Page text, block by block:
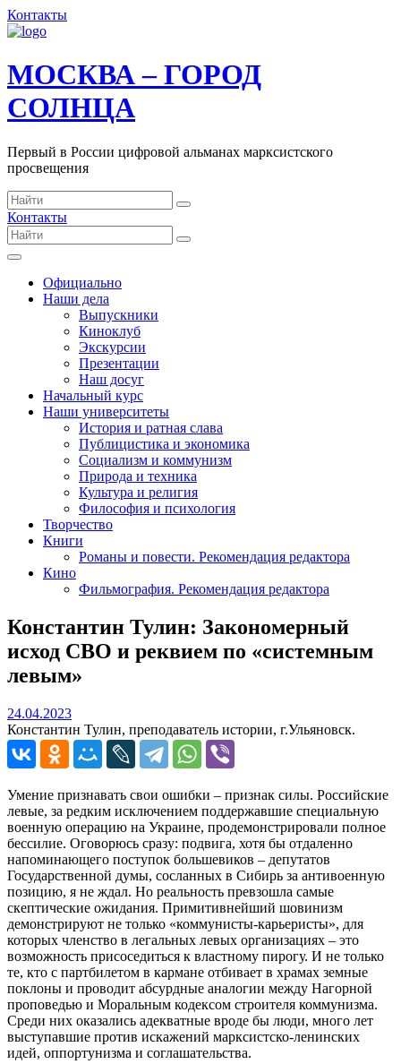
Контакты
МОСКВА – ГОРОД
СОЛНЦА
Первый в России цифровой альманах марксистского
просвещения
Контакты
Официально
Наши дела
Выпускники
Киноклуб
Экскурсии
Презентации
Наш досуг
Начальный курс
Наши университеты
История и ратная слава
Публицистика и экономика
Социализм и коммунизм
Природа и техника
Культура и религия
Философия и психология
Творчество
Книги
Романы и повести. Рекомендация редактора
Кино
Фильмография. Рекомендация редактора
Константин Тулин: Закономерный
исход СВО и реквием по «системным
левым»
24.04.202324.04.2023
Константин Тулин, преподаватель истории, г.Ульяновск.
Умение признавать свои ошибки – признак силы. Российские
левые, за редким исключением поддержавшие специальную
военную операцию на Украине, продемонстрировали полное
бессилие. Оговорюсь сразу: подвига, хотя бы отдаленно
напоминающего поступок большевиков – депутатов
Государственной думы, сосланных в Сибирь за антивоенную
позицию, я не ждал. Но реальность превзошла самые
скептические ожидания. Примитивнейший шовинизм
демонстрируют не только «коммунисты-карьеристы», для
которых членство в легальных левых организациях – это
возможность присоседиться к властному пирогу. И не только
те, кто с партбилетом в кармане отбивает в храмах земные
поклоны и проводит абсурдные аналогии между Нагорной
проповедью и Моральным кодексом строителя коммунизма.
Среди них оказались адекватные вроде бы люди, много лет
выступавшие против искажений марксистско-ленинских
идей, оппортунизма и соглашательства.